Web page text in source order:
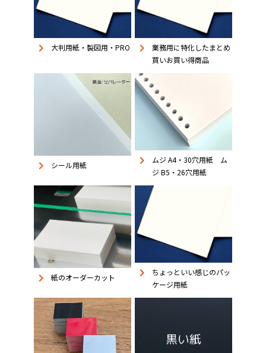
keyboard_arrow_right 大判用紙・製図用・PRO keyboard_arrow_right
業務用に特化したまとめ
買いお買い得商品
keyboard_arrow_right シール用紙 keyboard_arrow_right
ムジ A4・30穴用紙 ム
ジ B5・26穴用紙
keyboard_arrow_right 紙のオーダーカット keyboard_arrow_right
ちょっといい感じのパッ
ケージ用紙